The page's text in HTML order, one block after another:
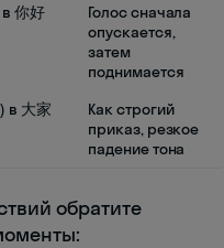
你好
Голос сначала
опускается,
затем
поднимается
в 大家
Как строгий
приказ, резкое
падение тона
обратите